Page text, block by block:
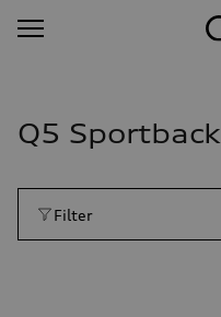
Q5 Sportback
Filter